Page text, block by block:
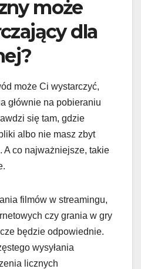
może
dla
może Ci wystarczyć,
głównie na pobieraniu
się tam, gdzie
albo nie masz zbyt
co najważniejsze, takie
filmów w streamingu,
czy grania w gry
będzie odpowiednie.
wysyłania
licznych